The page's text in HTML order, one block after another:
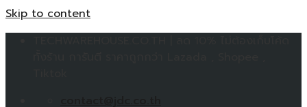
Skip to content